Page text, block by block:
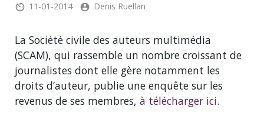
11-01-2014 Denis Ruellan
La Société civile des auteurs multimédia
(SCAM), qui rassemble un nombre croissant de
journalistes dont elle gère notamment les
droits d’auteur, publie une enquête sur les
revenus de ses membres, à télécharger ici.